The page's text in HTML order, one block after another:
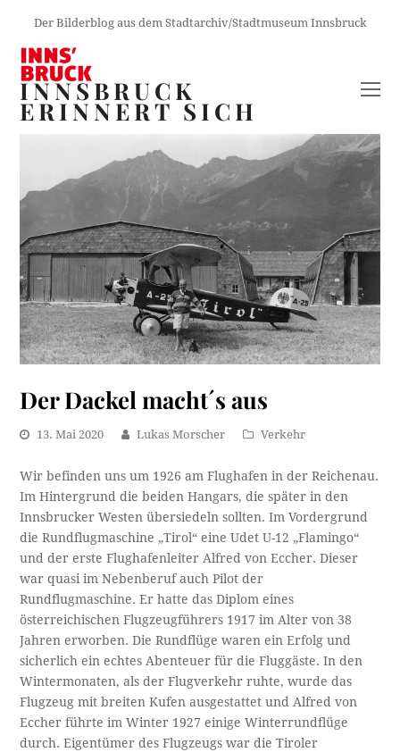
Der Bilderblog aus dem Stadtarchiv/Stadtmuseum Innsbruck
INNSBRUCK
ERINNERT SICH
Der Dackel macht´s aus
13. Mai 2020 Lukas Morscher Verkehr
Wir befinden uns um 1926 am Flughafen in der Reichenau.
Im Hintergrund die beiden Hangars, die später in den
Innsbrucker Westen übersiedeln sollten. Im Vordergrund
die Rundflugmaschine „Tirol“ eine Udet U-12 „Flamingo“
und der erste Flughafenleiter Alfred von Eccher. Dieser
war quasi im Nebenberuf auch Pilot der
Rundflugmaschine. Er hatte das Diplom eines
österreichischen Flugzeugführers 1917 im Alter von 38
Jahren erworben. Die Rundflüge waren ein Erfolg und
sicherlich ein echtes Abenteuer für die Fluggäste. In den
Wintermonaten, als der Flugverkehr ruhte, wurde das
Flugzeug mit breiten Kufen ausgestattet und Alfred von
Eccher führte im Winter 1927 einige Winterrundflüge
durch. Eigentümer des Flugzeugs war die Tiroler